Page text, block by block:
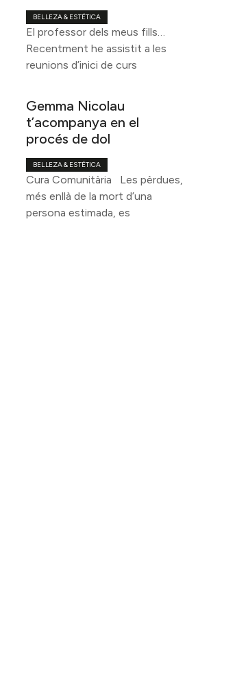
BELLEZA & ESTÉTICA
El professor dels meus fills…
Recentment he assistit a les
reunions d’inici de curs
Gemma Nicolau
t’acompanya en el
procés de dol
BELLEZA & ESTÉTICA
Cura Comunitària Les pèrdues,
més enllà de la mort d’una
persona estimada, es